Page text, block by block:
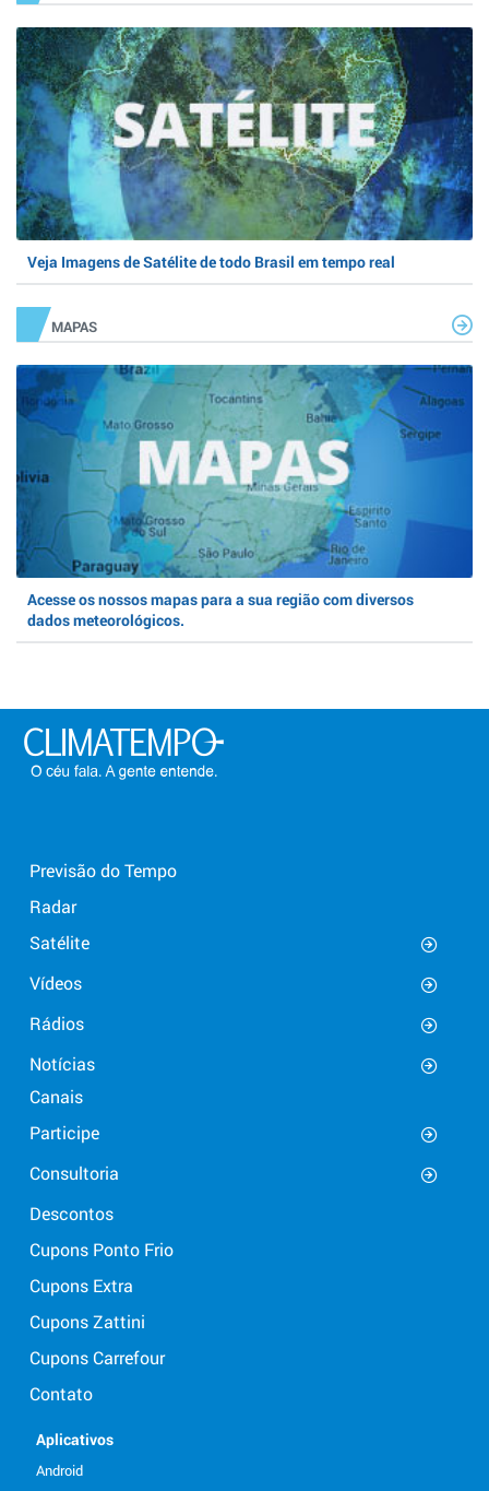
Veja Imagens de Satélite de todo Brasil em tempo real
MAPAS
Acesse os nossos mapas para a sua região com diversos
dados meteorológicos.
Previsão do Tempo
Radar
Satélite
Vídeos
Rádios
Notícias
Canais
Participe
Consultoria
Descontos
Cupons Ponto Frio
Cupons Extra
Cupons Zattini
Cupons Carrefour
Contato
Aplicativos
Android